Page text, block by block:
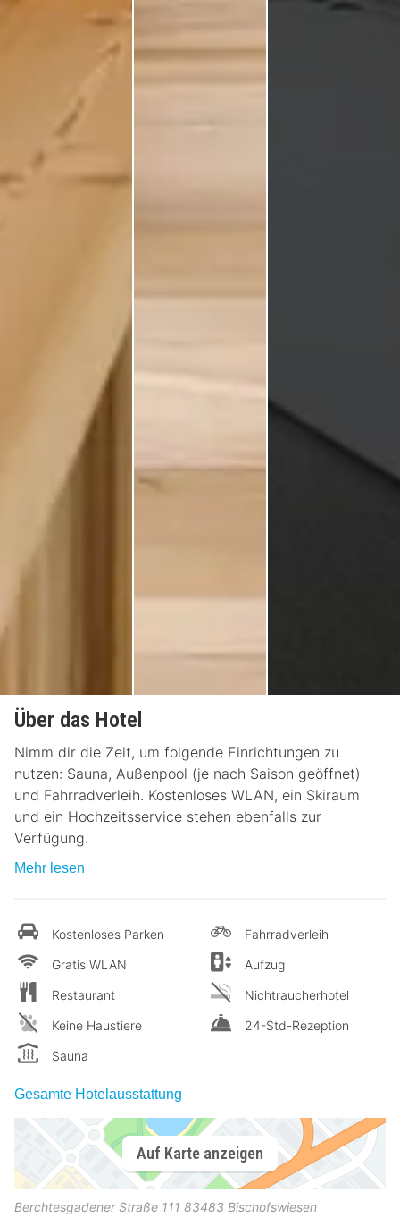
Über das Hotel
Nimm dir die Zeit, um folgende Einrichtungen zu
nutzen: Sauna, Außenpool (je nach Saison geöffnet)
und Fahrradverleih. Kostenloses WLAN, ein Skiraum
und ein Hochzeitsservice stehen ebenfalls zur
Verfügung.
Mehr lesen
Kostenloses Parken
Gratis WLAN
Restaurant
Keine Haustiere
Sauna
Fahrradverleih
Aufzug
Nichtraucherhotel
24-Std-Rezeption
Gesamte Hotelausstattung
Auf Karte anzeigen
Berchtesgadener Straße 111 83483 Bischofswiesen